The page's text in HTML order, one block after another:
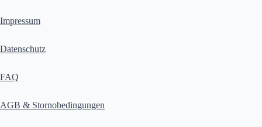
Impressum
Datenschutz
FAQ
AGB & Stornobedingungen